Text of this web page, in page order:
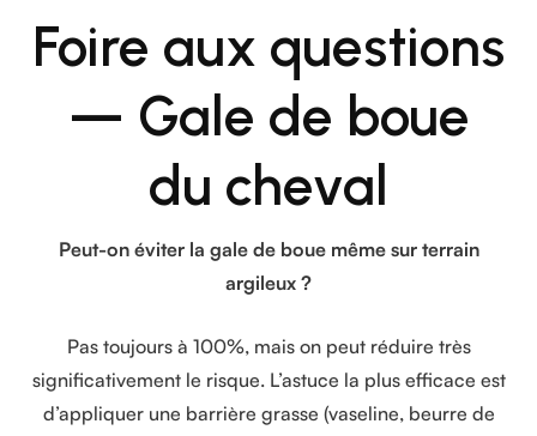
Foire aux questions
— Gale de boue
du cheval
Peut-on éviter la gale de boue même sur terrain
argileux ?
Pas toujours à 100%, mais on peut réduire très
significativement le risque. L’astuce la plus efficace est
d’appliquer une barrière grasse (vaseline, beurre de